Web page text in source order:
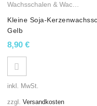
Wachsschalen & Wachslichter
Kleine Soja-
Gelb
8,90 €
inkl. MwSt.
zzgl. Versandkosten